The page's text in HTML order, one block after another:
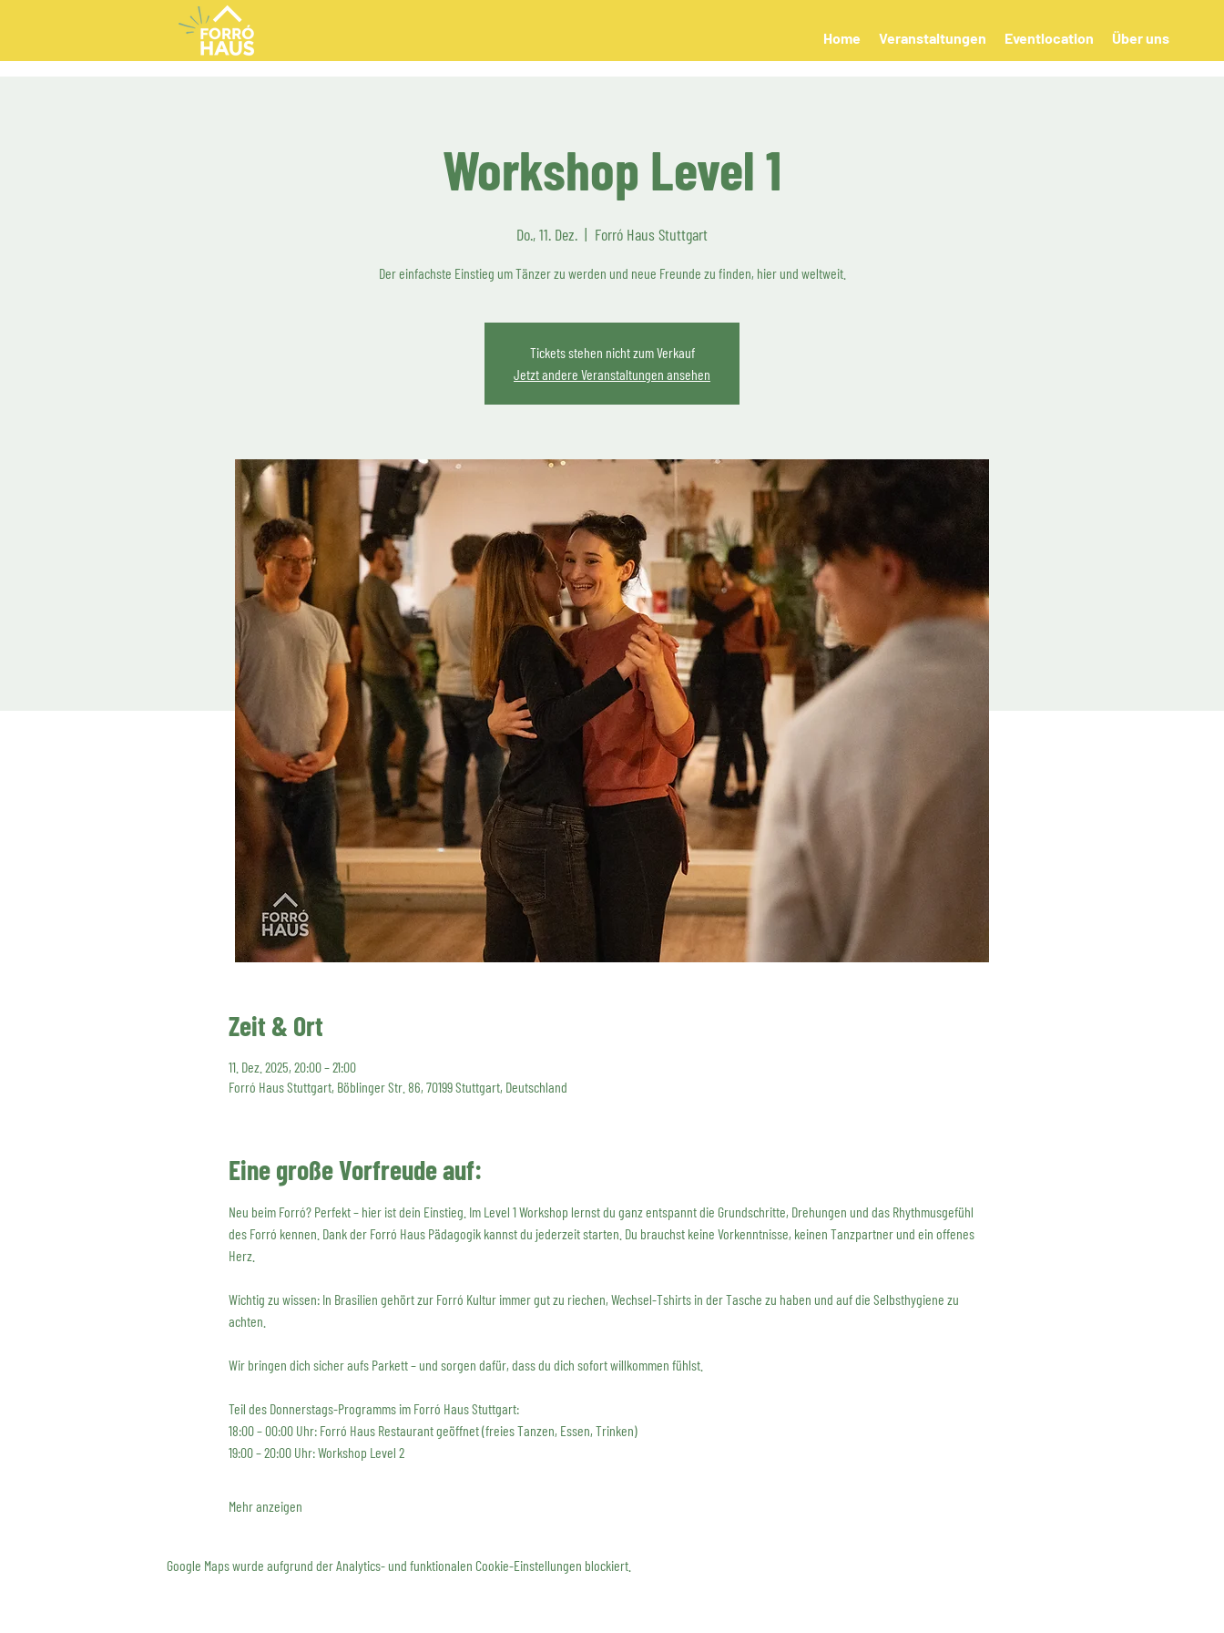
Home Veranstaltungen Eventlocation Über uns
Workshop Level 1
Do., 11. Dez.
  |
Forró Haus Stuttgart
Der einfachste Einstieg um Tänzer zu werden und neue Freunde zu finden, hier und weltweit.
Tickets stehen nicht zum Verkauf
Jetzt andere Veranstaltungen ansehen
Zeit & Ort
11. Dez. 2025, 20:00 – 21:00
Forró Haus Stuttgart, Böblinger Str. 86, 70199 Stuttgart, Deutschland
Eine große Vorfreude auf:
Neu beim Forró? Perfekt – hier ist dein Einstieg. Im Level 1 Workshop lernst du ganz entspannt die Grundschritte, Drehungen und das Rhythmusgefühl
des Forró kennen. Dank der Forró Haus Pädagogik kannst du jederzeit starten. Du brauchst keine Vorkenntnisse, keinen Tanzpartner und ein offenes
Herz.
Wichtig zu wissen: In Brasilien gehört zur Forró Kultur immer gut zu riechen, Wechsel-Tshirts in der Tasche zu haben und auf die Selbsthygiene zu
achten.
Wir bringen dich sicher aufs Parkett – und sorgen dafür, dass du dich sofort willkommen fühlst.
Teil des Donnerstags-Programms im Forró Haus Stuttgart:
18:00 – 00:00 Uhr: Forró Haus Restaurant geöffnet (freies Tanzen, Essen, Trinken)
19:00 – 20:00 Uhr: Workshop Level 2
Mehr anzeigen
Google Maps wurde aufgrund der Analytics- und funktionalen Cookie-Einstellungen blockiert.